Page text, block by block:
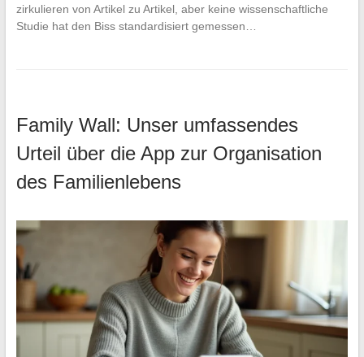
zirkulieren von Artikel zu Artikel, aber keine wissenschaftliche
Studie hat den Biss standardisiert gemessen…
Family Wall: Unser umfassendes
Urteil über die App zur Organisation
des Familienlebens